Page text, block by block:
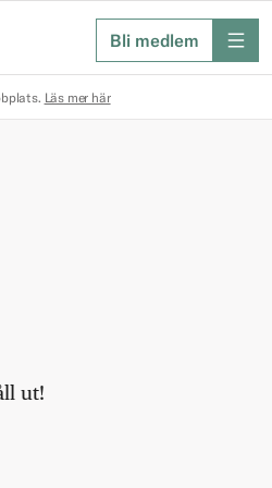
Bli medlem meny
Läs mer här
ut!